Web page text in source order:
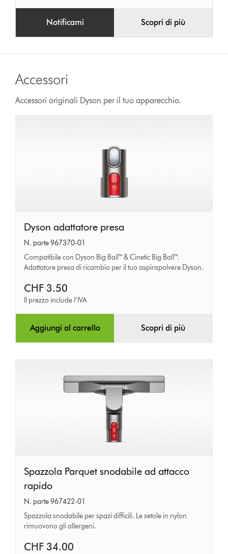
Notificami Scopri di più
Accessori
Accessori originali Dyson per il tuo apparecchio.
Dyson
adattatore
presa
Dyson adattatore presa
N. parte 967370-01
Compatibile con Dyson Big Ball™ & Cinetic Big Ball™.
Adattatore presa di ricambio per il tuo aspirapolvere Dyson.
CHF 3.50
Il prezzo include l’IVA
Aggiungi al carrello Scopri di più
Spazzola
Parquet
snodabile
ad
attacco
rapido
Spazzola Parquet snodabile ad attacco
rapido
N. parte 967422-01
Spazzola snodabile per spazi difficili. Le setole in nylon
rimuovono gli allergeni.
CHF 34.00